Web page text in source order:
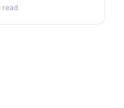
read